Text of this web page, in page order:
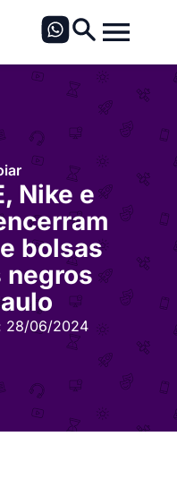
Nike e
bolsas
negros
28/06/2024